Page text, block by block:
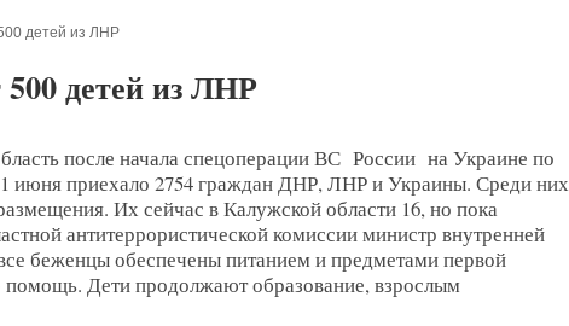
детей из ЛНР
детей из ЛНР
после начала спецоперации ВС России на Украине по
июня приехало 2754 граждан ДНР, ЛНР и Украины. Среди них
Их сейчас в Калужской области 16, но пока
антитеррористической комиссии министр внутренней
беженцы обеспечены питанием и предметами первой
Дети продолжают образование, взрослым